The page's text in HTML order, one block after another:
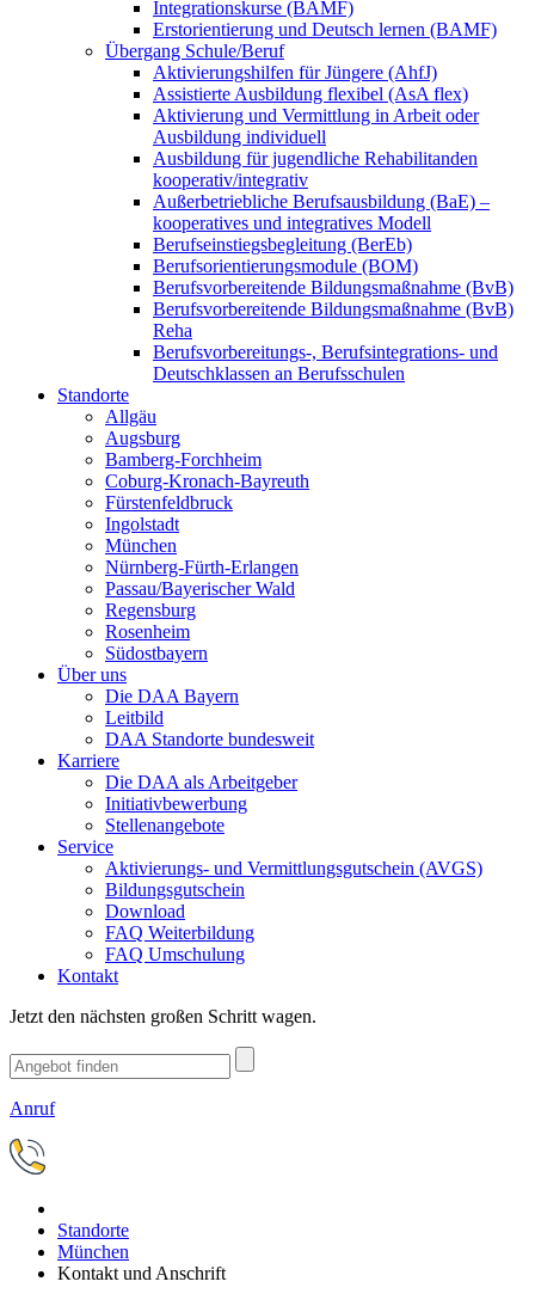
Integrationskurse (BAMF)
Erstorientierung und Deutsch lernen (BAMF)
Übergang Schule/Beruf
Aktivierungshilfen für Jüngere (AhfJ)
Assistierte Ausbildung flexibel (AsA flex)
Aktivierung und Vermittlung in Arbeit oder
Ausbildung individuell
Ausbildung für jugendliche Rehabilitanden
kooperativ/integrativ
Außerbetriebliche Berufsausbildung (BaE) –
kooperatives und integratives Modell
Berufseinstiegsbegleitung (BerEb)
Berufsorientierungsmodule (BOM)
Berufsvorbereitende Bildungsmaßnahme (BvB)
Berufsvorbereitende Bildungsmaßnahme (BvB)
Reha
Berufsvorbereitungs-, Berufsintegrations- und
Deutschklassen an Berufsschulen
Standorte
Allgäu
Augsburg
Bamberg-Forchheim
Coburg-Kronach-Bayreuth
Fürstenfeldbruck
Ingolstadt
München
Nürnberg-Fürth-Erlangen
Passau/Bayerischer Wald
Regensburg
Rosenheim
Südostbayern
Über uns
Die DAA Bayern
Leitbild
DAA Standorte bundesweit
Karriere
Die DAA als Arbeitgeber
Initiativbewerbung
Stellenangebote
Service
Aktivierungs- und Vermittlungsgutschein (AVGS)
Bildungsgutschein
Download
FAQ Weiterbildung
FAQ Umschulung
Kontakt
Jetzt den nächsten großen Schritt wagen.
Anruf
Standorte
München
Kontakt und Anschrift